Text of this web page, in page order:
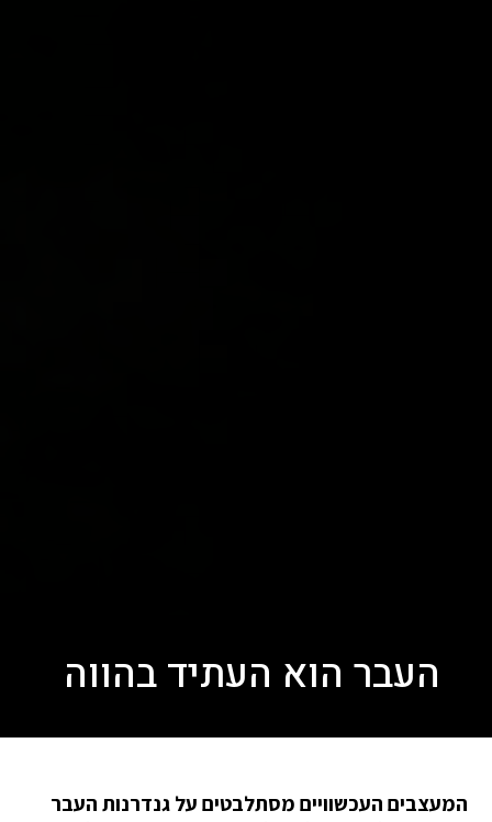
העבר הוא העתיד בהווה
המעצבים העכשוויים מסתלבטים על גנדרנות העבר